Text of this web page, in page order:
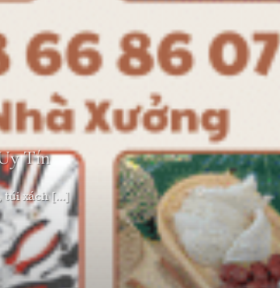
Tín
túi xách [...]